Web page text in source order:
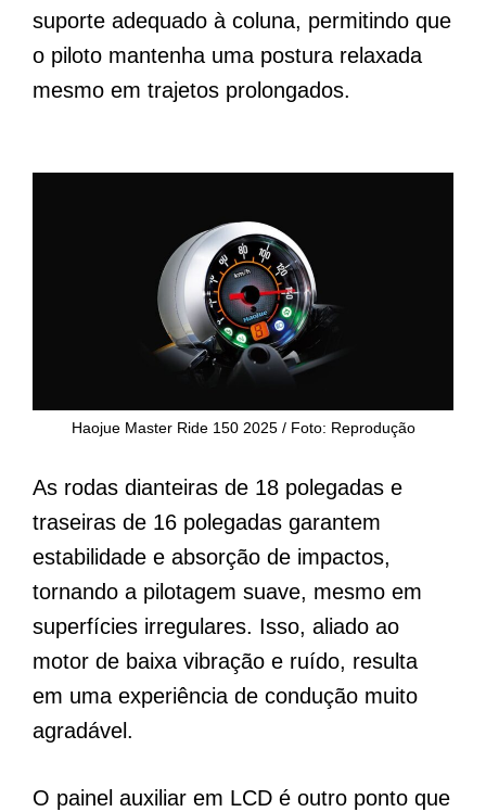
suporte adequado à coluna, permitindo que
o piloto mantenha uma postura relaxada
mesmo em trajetos prolongados.
Haojue Master Ride 150 2025 / Foto: Reprodução
As rodas dianteiras de 18 polegadas e
traseiras de 16 polegadas garantem
estabilidade e absorção de impactos,
tornando a pilotagem suave, mesmo em
superfícies irregulares. Isso, aliado ao
motor de baixa vibração e ruído, resulta
em uma experiência de condução muito
agradável.
O painel auxiliar em LCD é outro ponto que